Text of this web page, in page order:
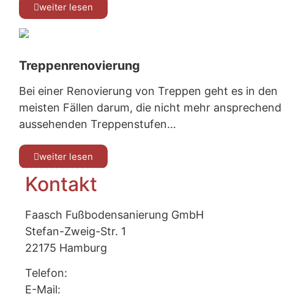
weiter lesen
Treppenrenovierung
Bei einer Renovierung von Treppen geht es in den
meisten Fällen darum, die nicht mehr ansprechend
aussehenden Treppenstufen…
weiter lesen
Kontakt
Faasch Fußbodensanierung GmbH
Stefan-Zweig-Str. 1
22175 Hamburg
Telefon:
E-Mail: